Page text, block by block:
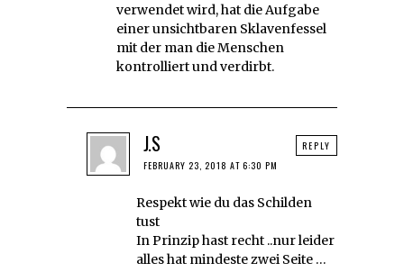
verwendet wird, hat die Aufgabe
einer unsichtbaren Sklavenfessel
mit der man die Menschen
kontrolliert und verdirbt.
J.S
FEBRUARY 23, 2018 AT 6:30 PM
Respekt wie du das Schilden
tust
In Prinzip hast recht ..nur leider
alles hat mindeste zwei Seite …
REPLY